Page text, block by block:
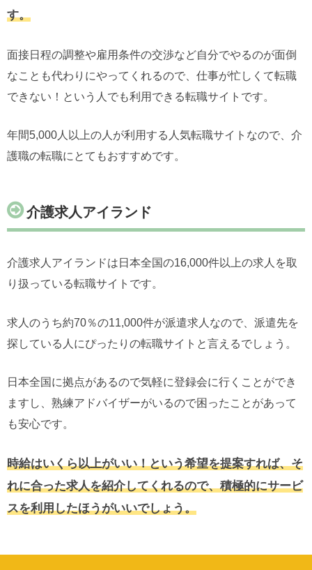
す。
面接日程の調整や雇用条件の交渉など自分でやるのが面倒
なことも代わりにやってくれるので、仕事が忙しくて転職
できない！という人でも利用できる転職サイトです。
年間5,000人以上の人が利用する人気転職サイトなので、介
護職の転職にとてもおすすめです。
介護求人アイランド
介護求人アイランドは日本全国の16,000件以上の求人を取
り扱っている転職サイトです。
求人のうち約70％の11,000件が派遣求人なので、派遣先を
探している人にぴったりの転職サイトと言えるでしょう。
日本全国に拠点があるので気軽に登録会に行くことができ
ますし、熟練アドバイザーがいるので困ったことがあって
も安心です。
時給はいくら以上がいい！という希望を提案すれば、そ
れに合った求人を紹介してくれるので、積極的にサービ
スを利用したほうがいいでしょう。